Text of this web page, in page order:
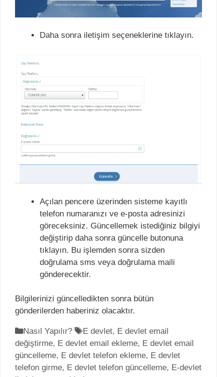
Daha sonra iletişim seçeneklerine tıklayın.
Açılan pencere üzerinden sisteme kayıtlı
telefon numaranızı ve e-posta adresinizi
göreceksiniz. Güncellemek istediğiniz bilgiyi
değiştirip daha sonra güncelle butonuna
tıklayın. Bu işlemden sonra sizden
doğrulama sms veya doğrulama maili
gönderecektir.
Bilgilerinizi güncelledikten sonra bütün
gönderilerden haberiniz olacaktır.
K
a
t
e
Nasıl Yapılır?
E
t
i
k
E devlet, E devlet email
değiştirme, E devlet email ekleme, E devlet email
güncelleme, E devlet telefon ekleme, E devlet
telefon girme, E devlet telefon güncelleme, E-devlet